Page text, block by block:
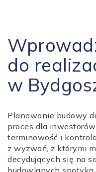
do
w
Planowanie budowy
proces dla
terminowość i
z wyzwań, z którymi
decydujących się na
budowlanych